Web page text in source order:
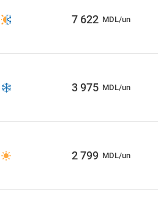
7 622 MDL/un
3 975 MDL/un
2 799 MDL/un